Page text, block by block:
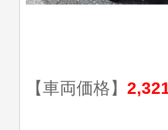
【車両価格】